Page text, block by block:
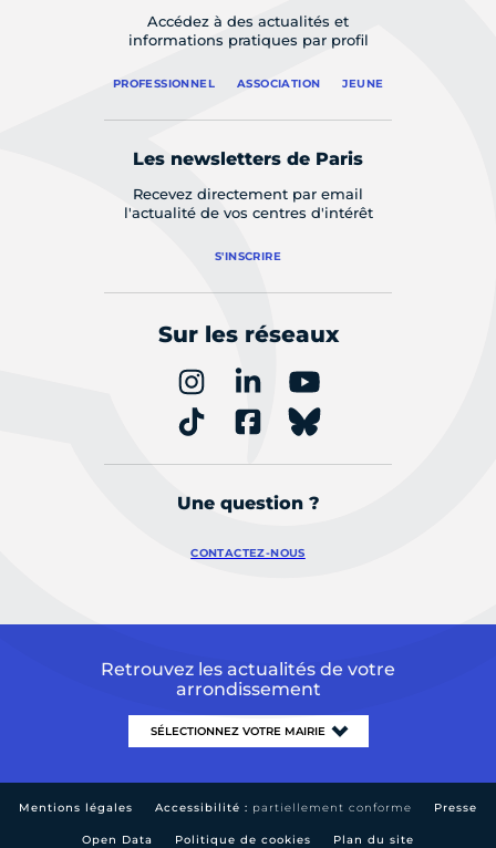
Accédez à des actualités et
informations pratiques par profil
PROFESSIONNEL ASSOCIATION JEUNE
Les newsletters de Paris
Recevez directement par email
l'actualité de vos centres d'intérêt
S'INSCRIRE
Sur les réseaux
Une question ?
CONTACTEZ-NOUS
Retrouvez les actualités de votre
arrondissement
Mentions légales Accessibilité : partiellement conforme Presse
Open Data Politique de cookies Plan du site